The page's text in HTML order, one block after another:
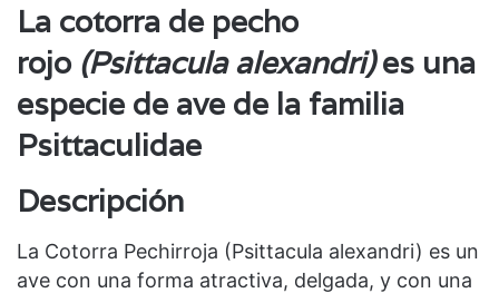
La cotorra de pecho
rojo (Psittacula alexandri)es una
especie de ave de la familia
Psittaculidae
Descripción
La Cotorra Pechirroja (Psittacula alexandri) es un
ave con una forma atractiva, delgada, y con una